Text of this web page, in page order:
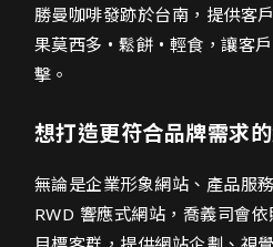
勝曼咖啡網頁設計介紹
勝曼咖啡發跡於台南，提供客
果莫西多 • 鬆餅 • 輕食，讓客
擊。
想打造更符合品牌需求
無論是企業形象網站、產品服
RWD 響應式網站，喬義司會